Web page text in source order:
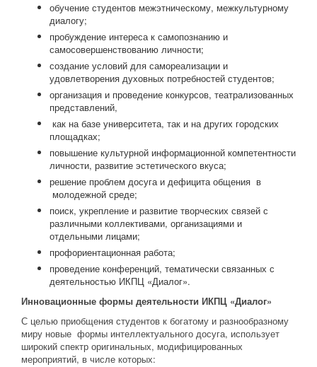
обучение студентов межэтническому, межкультурному
диалогу;
пробуждение интереса к самопознанию и
самосовершенствованию личности;
создание условий для самореализации и
удовлетворения духовных потребностей студентов;
организация и проведение конкурсов, театрализованных
представлений,
как на базе университета, так и на других городских
площадках;
повышение культурной информационной компетентности
личности, развитие эстетического вкуса;
решение проблем досуга и дефицита общения в
молодежной среде;
поиск, укрепление и развитие творческих связей с
различными коллективами, организациями и
отдельными лицами;
профориентационная работа;
проведение конференций, тематически связанных с
деятельностью ИКПЦ «Диалог».
Инновационные формы деятельности ИКПЦ «Диалог»
С целью приобщения студентов к богатому и разнообразному
миру новые формы интеллектуального досуга, использует
широкий спектр оригинальных, модифицированных
мероприятий, в числе которых: